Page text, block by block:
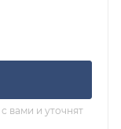
вами и уточнят